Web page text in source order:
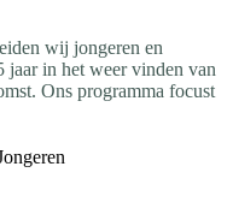
wij jongeren en
jaar in het weer vinden van
Ons programma focust